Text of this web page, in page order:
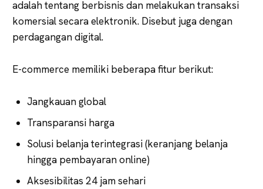
adalah tentang berbisnis dan melakukan transaksi
komersial secara elektronik. Disebut juga dengan
perdagangan digital.
E-commerce memiliki beberapa fitur berikut:
Jangkauan global
Transparansi harga
Solusi belanja terintegrasi (keranjang belanja
hingga pembayaran online)
Aksesibilitas 24 jam sehari